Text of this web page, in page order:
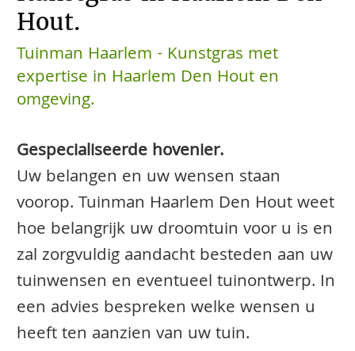
Hout.
Tuinman Haarlem - Kunstgras met
expertise in Haarlem Den Hout en
omgeving.
Gespecialiseerde hovenier.
Uw belangen en uw wensen staan
voorop. Tuinman Haarlem Den Hout weet
hoe belangrijk uw droomtuin voor u is en
zal zorgvuldig aandacht besteden aan uw
tuinwensen en eventueel tuinontwerp. In
een advies bespreken welke wensen u
heeft ten aanzien van uw tuin.